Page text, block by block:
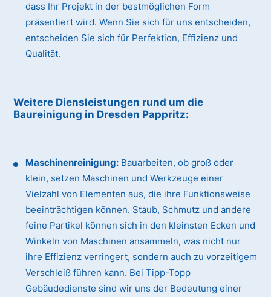
dass Ihr Projekt in der bestmöglichen Form
präsentiert wird. Wenn Sie sich für uns entscheiden,
entscheiden Sie sich für Perfektion, Effizienz und
Qualität.
Weitere Diensleistungen rund um die
Baureinigung in Dresden Pappritz:
Maschinenreinigung: Bauarbeiten, ob groß oder
klein, setzen Maschinen und Werkzeuge einer
Vielzahl von Elementen aus, die ihre Funktionsweise
beeinträchtigen können. Staub, Schmutz und andere
feine Partikel können sich in den kleinsten Ecken und
Winkeln von Maschinen ansammeln, was nicht nur
ihre Effizienz verringert, sondern auch zu vorzeitigem
Verschleiß führen kann. Bei Tipp-Topp
Gebäudedienste sind wir uns der Bedeutung einer